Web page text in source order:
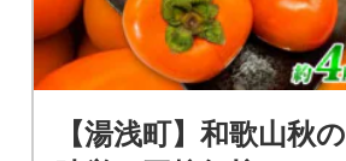
【湯浅町】和歌山秋の